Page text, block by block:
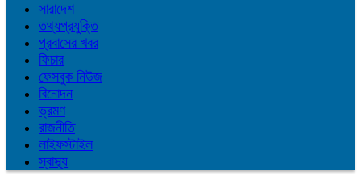
সারাদেশ
তথ্যপ্রযুক্তি
প্রবাসের খবর
ফিচার
ফেসবুক নিউজ
বিনোদন
ভ্রমণ
রাজনীতি
লাইফস্টাইল
স্বাস্থ্য